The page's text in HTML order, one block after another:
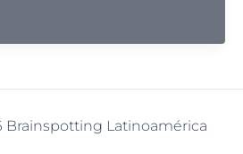
Brainspotting Latinoamérica